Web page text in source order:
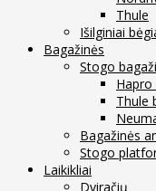
Thule
Išilginiai
Bagažinės
Stogo
Hapro
Thule
Bagažinės
Stogo
Laikikliai
Dviračių